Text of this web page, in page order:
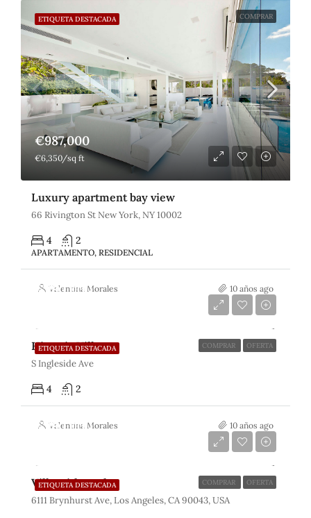
ETIQUETA DESTACADA COMPRAR
€987,000
€6,350/sq ft
Luxury apartment bay view
66 Rivington St New York, NY 10002
4 2
APARTAMENTO, RESIDENCIAL
Valentina Morales 10 años ago
ETIQUETA DESTACADA COMPRAR OFERTA
€990,000
Historic Villa
S Ingleside Ave
4 2
Valentina Morales 10 años ago
ETIQUETA DESTACADA COMPRAR OFERTA
€990,000
Villa with pool
6111 Brynhurst Ave, Los Angeles, CA 90043, USA